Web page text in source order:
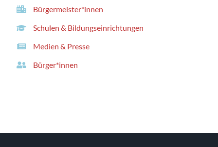
Bürgermeister*innen
Schulen & Bildungseinrichtungen
Medien & Presse
Bürger*innen